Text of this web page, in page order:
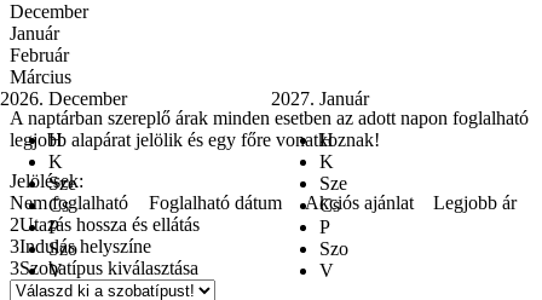
December
Január
Február
Március
2026. December
H
K
Sze
Cs
P
Szo
V
2027. Január
H
K
Sze
Cs
P
Szo
V
A naptárban szereplő árak minden esetben az adott napon foglalható
legjobb alapárat jelölik és egy főre vonatkoznak!
Jelölések:
Nem foglalható
Foglalható dátum Akciós ajánlat
Legjobb ár
2Utazás hossza és ellátás
3Indulás helyszíne
3Szobatípus kiválasztása